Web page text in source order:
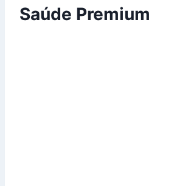
Saúde Premium